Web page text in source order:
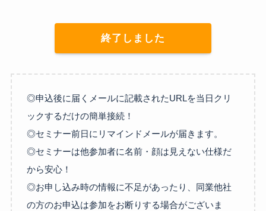
終了しました
◎申込後に届くメールに記載されたURLを当日クリ
ックするだけの簡単接続！
◎セミナー前日にリマインドメールが届きます。
◎セミナーは他参加者に名前・顔は見えない仕様だ
から安心！
◎お申し込み時の情報に不足があったり、同業他社
の方のお申込は参加をお断りする場合がございま